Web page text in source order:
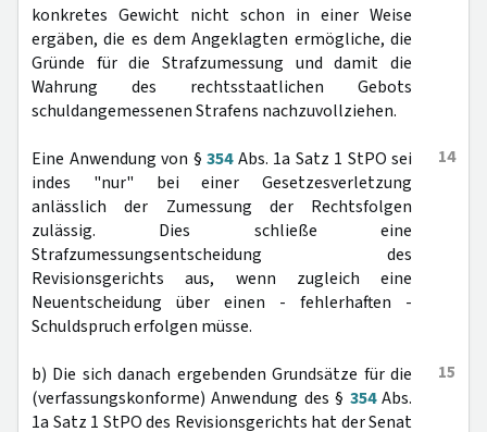
konkretes Gewicht nicht schon in einer Weise
ergäben, die es dem Angeklagten ermögliche, die
Gründe für die Strafzumessung und damit die
Wahrung des rechtsstaatlichen Gebots
schuldangemessenen Strafens nachzuvollziehen.
14
Eine Anwendung von § 354Abs. 1a Satz 1 StPO sei
indes "nur" bei einer Gesetzesverletzung
anlässlich der Zumessung der Rechtsfolgen
zulässig. Dies schließe eine
Strafzumessungsentscheidung des
Revisionsgerichts aus, wenn zugleich eine
Neuentscheidung über einen - fehlerhaften -
Schuldspruch erfolgen müsse.
15
b) Die sich danach ergebenden Grundsätze für die
(verfassungskonforme) Anwendung des § 354Abs.
1a Satz 1 StPO des Revisionsgerichts hat der Senat